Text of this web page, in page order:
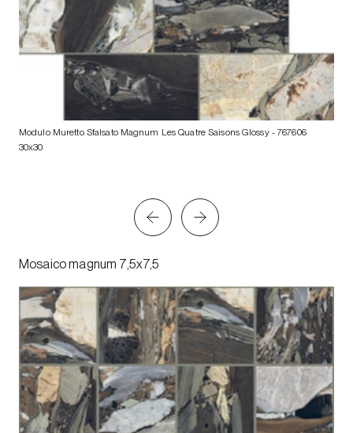
Modulo Muretto Sfalsato Magnum Les Quatre Saisons Glossy- 767606
30x30
Mosaico magnum 7,5x7,5